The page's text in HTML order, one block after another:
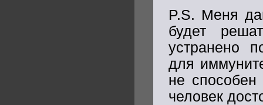
P.S. Меня
будет
устранено
для
не
человек